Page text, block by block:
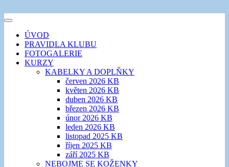
k
webuEVIKLUB
šicí klub
Toggle
navigation
ÚVOD
PRAVIDLA KLUBU
FOTOGALERIE
KURZY
KABELKY A DOPLŇKY
červen 2026 KB
květen 2026 KB
duben 2026 KB
březen 2026 KB
únor 2026 KB
leden 2026 KB
listopad 2025 KB
říjen 2025 KB
září 2025 KB
NEBOJME SE KOŽENKY